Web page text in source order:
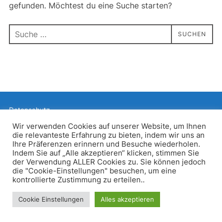
gefunden. Möchtest du eine Suche starten?
Suchen
nach:
SUCHEN
Datenschutz
Inspiro WordPress Theme von WPZOOM
Wir verwenden Cookies auf unserer Website, um Ihnen
die relevanteste Erfahrung zu bieten, indem wir uns an
Ihre Präferenzen erinnern und Besuche wiederholen.
Indem Sie auf „Alle akzeptieren“ klicken, stimmen Sie
der Verwendung ALLER Cookies zu. Sie können jedoch
die "Cookie-Einstellungen" besuchen, um eine
kontrollierte Zustimmung zu erteilen..
Cookie Einstellungen Alles akzeptieren